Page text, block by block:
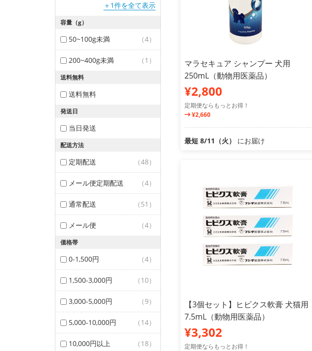
＋1件を全て表示
容量（g）
50~100g未満 （4）
200~400g未満 （1）
送料無料
送料無料
発送日
当日発送
配送方法
定期配送 （48）
メール便定期配送 （4）
通常配送 （51）
メール便 （4）
価格帯
0-1,500円 （4）
1,500-3,000円 （10）
3,000-5,000円 （9）
5,000-10,000円 （14）
10,000円以上 （18）
マラセキュア シャンプー 犬用
250mL（動物用医薬品）
¥2,800
定期便ならもっとお得！
¥2,660
最短 8/11（火） にお届け
【3個セット】ヒビクス軟膏 犬猫用
7.5mL（動物用医薬品）
¥3,302
定期便ならもっとお得！